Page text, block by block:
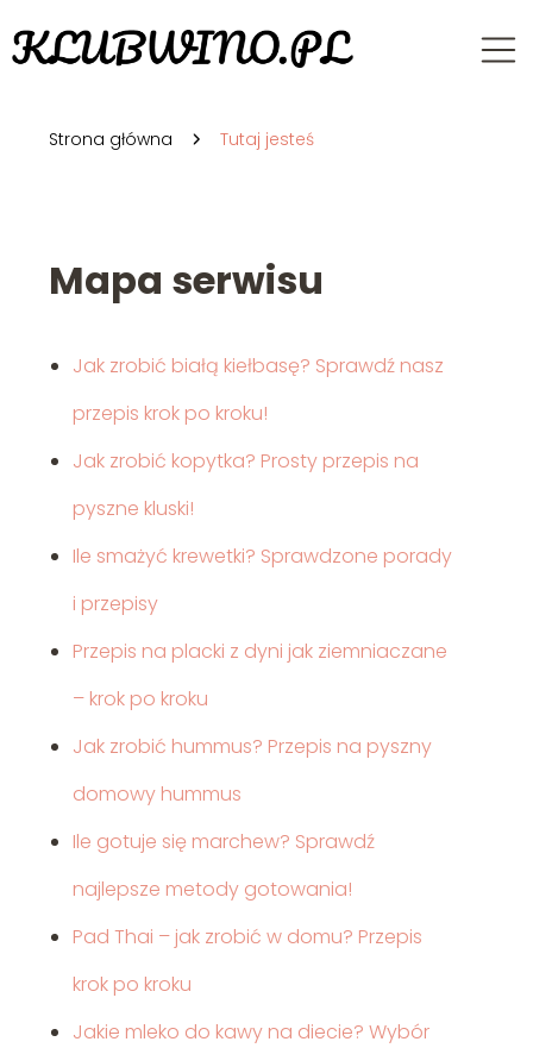
Strona główna Tutaj jesteś
Mapa serwisu
Jak zrobić białą kiełbasę? Sprawdź nasz
przepis krok po kroku!
Jak zrobić kopytka? Prosty przepis na
pyszne kluski!
Ile smażyć krewetki? Sprawdzone porady
i przepisy
Przepis na placki z dyni jak ziemniaczane
– krok po kroku
Jak zrobić hummus? Przepis na pyszny
domowy hummus
Ile gotuje się marchew? Sprawdź
najlepsze metody gotowania!
Pad Thai – jak zrobić w domu? Przepis
krok po kroku
Jakie mleko do kawy na diecie? Wybór